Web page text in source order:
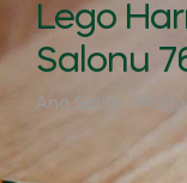
Lego
Salonu
Ana Sayfa